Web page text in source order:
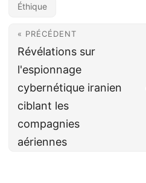
Éthique
« PRÉCÉDENT
Révélations sur
l'espionnage
cybernétique iranien
ciblant les
compagnies
aériennes